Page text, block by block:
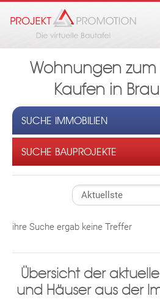
Wohnungen
Kaufen in
SUCHE IMMOBILIEN
SUCHE BAUPROJEKTE
ihre Suche ergab keine Treffer
Übersicht der
und Häuser aus der